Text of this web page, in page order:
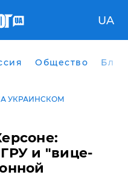
UA
Общество
УКРАИНСКОМ
и "вице-